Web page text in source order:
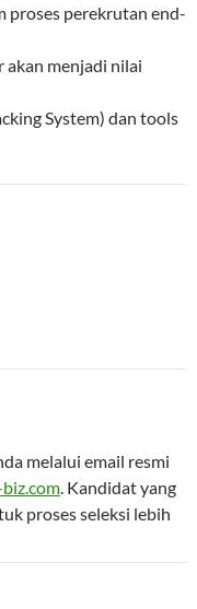
proses perekrutan end-
menjadi nilai
System) dan tools
melalui email resmi
. Kandidat yang
proses seleksi lebih